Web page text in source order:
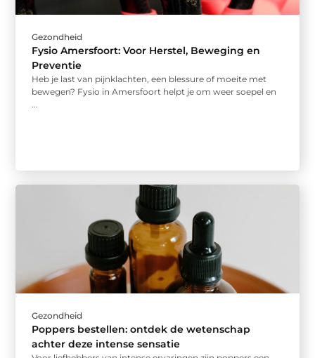
Gezondheid
Fysio Amersfoort: Voor Herstel, Beweging en
Preventie
Heb je last van pijnklachten, een blessure of moeite met
bewegen? Fysio in Amersfoort helpt je om weer soepel en
Gezondheid
Poppers bestellen: ontdek de wetenschap
achter deze intense sensatie